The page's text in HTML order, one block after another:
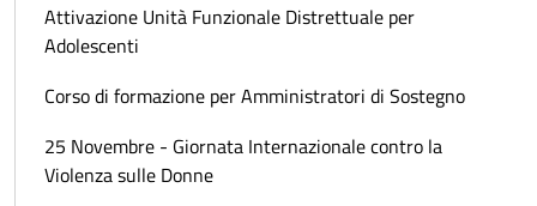
Attivazione Unità Funzionale Distrettuale per
Adolescenti
Corso di formazione per Amministratori di Sostegno
25 Novembre - Giornata Internazionale contro la
Violenza sulle Donne